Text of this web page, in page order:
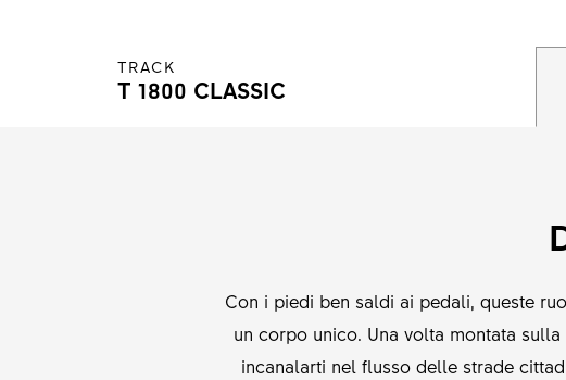
TRACK
T 1800 CLASSIC
Con i piedi ben saldi ai pedali, queste
un corpo unico. Una volta montata
incanalarti nel flusso delle strade